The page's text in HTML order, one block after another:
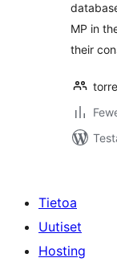
MP in
their
Tietoa
Uutiset
Hosting